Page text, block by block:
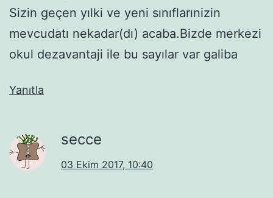
Sizin geçen yılki ve yeni sınıflarınizin
mevcudatı nekadar(dı) acaba.Bizde merkezi
okul dezavantaji ile bu sayılar var galiba
Yanıtla
secce
03 Ekim 2017, 10:40